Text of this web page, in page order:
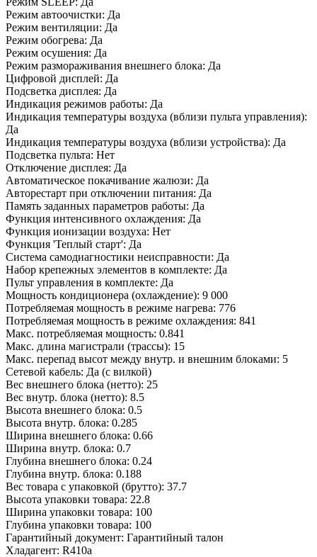
Режим автоочистки: Да
Режим вентиляции: Да
Режим обогрева: Да
Режим осушения: Да
Режим размораживания внешнего блока: Да
Цифровой дисплей: Да
Подсветка дисплея: Да
Индикация режимов работы: Да
Индикация температуры воздуха (вблизи пульта управления):
Да
Индикация температуры воздуха (вблизи устройства): Да
Подсветка пульта: Нет
Отключение дисплея: Да
Автоматическое покачивание жалюзи: Да
Авторестарт при отключении питания: Да
Память заданных параметров работы: Да
Функция интенсивного охлаждения: Да
Функция ионизации воздуха: Нет
Функция 'Теплый старт': Да
Система самодиагностики неисправности: Да
Набор крепежных элементов в комплекте: Да
Пульт управления в комплекте: Да
Мощность кондиционера (охлаждение): 9 000
Потребляемая мощность в режиме нагрева: 776
Потребляемая мощность в режиме охлаждения: 841
Макс. потребляемая мощность: 0.841
Макс. длина магистрали (трассы): 15
Макс. перепад высот между внутр. и внешним блоками: 5
Сетевой кабель: Да (с вилкой)
Вес внешнего блока (нетто): 25
Вес внутр. блока (нетто): 8.5
Высота внешнего блока: 0.5
Высота внутр. блока: 0.285
Ширина внешнего блока: 0.66
Ширина внутр. блока: 0.7
Глубина внешнего блока: 0.24
Глубина внутр. блока: 0.188
Вес товара с упаковкой (брутто): 37.7
Высота упаковки товара: 22.8
Ширина упаковки товара: 100
Глубина упаковки товара: 100
Гарантийный документ: Гарантийный талон
Хладагент: R410a